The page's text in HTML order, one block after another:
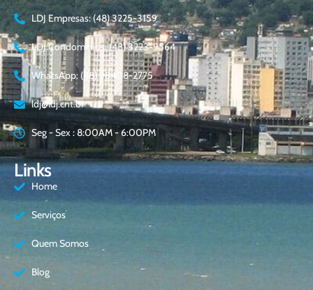
LDJ Empresas: (48) 3225-3159
LDJ Condomínios: (48) 3223-9564
WhatsApp: (48) 98408-2775
ldj@ldj.cnt.br
Seg - Sex : 8:00AM - 6:00PM
Links
Home
Serviços
Quem Somos
Blog